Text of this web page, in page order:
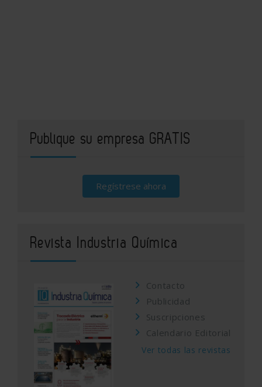
Publique su empresa GRATIS
Regístrese ahora
Revista Industria Química
Contacto
Publicidad
Suscripciones
Calendario Editorial
Ver todas las revistas